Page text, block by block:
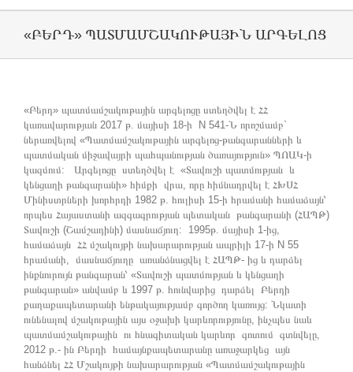
«ԲԵՐԴ» ՊԱՏՄԱՄՇԱԿՈՒԹԱՅԻՆ ԱՐԳԵԼՈՑ
«Բերդ» պատմամշակութային արգելոցը ստեղծվել է ՀՀ
կառավարության 2017 թ. մայիսի 18-ի N 541-Ն որոշմամբ`
ներառվելով «Պատմամշակութային արգելոց-թանգարանների և
պատմական միջավայրի պահպանության ծառայություն» ՊՈԱԿ-ի
կազմում: Արգելոցը ստեղծվել է «Տավուշի պատմության և
կենցաղի թանգարանի» հիմքի վրա, որը հիմնադրվել է ՀԽՍՀ
Մինիստրների խորհրդի 1982 թ. հուլիսի 15-ի հրամանի համաձայն՝
որպես Հայաստանի ազգագրության պետական թանգարանի (ՀԱՊԹ)
Տավուշի (Շամշադինի) մասնաճյուղ: 1995թ. մայիսի 1-ից,
համաձայն ՀՀ մշակույթի նախարարության ապրիլի 17-ի N 55
հրամանի, մասնաճյուղը առանձնացվել է ՀԱՊԹ- ից և դարձել
ինքնուրույն թանգարան՝ «Տավուշի պատմության և կենցաղի
թանգարան» անվամբ և 1997 թ. հունվարից դարձել Բերդի
քաղաքապետարանի ենթակայությամբ գործող կառույց: Նկատի
ունենալով մշակութային այս օջախի կարևորությունը, ինչպես նաև
պատմամշակութային ու հնագիտական կարևոր գոտում գտնվելը,
2012 թ.- ին Բերդի համայնքապետարանը առաջարկեց այն
հանձնել ՀՀ Մշակույթի նախարարության «Պատմամշակութային